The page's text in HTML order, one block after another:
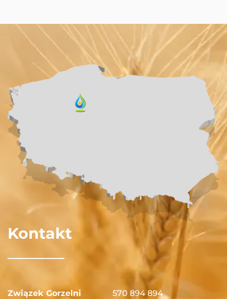
Kontakt
Związek Gorzelni
570 894 894